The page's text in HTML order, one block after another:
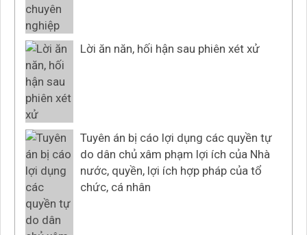
Lời ăn năn, hối hận sau phiên xét xử
Tuyên án bị cáo lợi dụng các quyền tự
do dân chủ xâm phạm lợi ích của Nhà
nước, quyền, lợi ích hợp pháp của tổ
chức, cá nhân